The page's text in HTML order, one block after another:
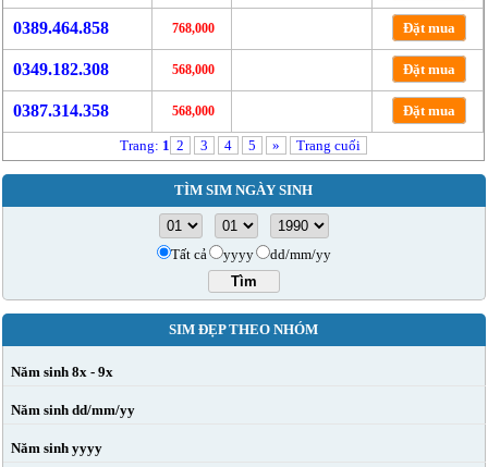
0389.464.858 768,000 Đặt mua
0349.182.308 568,000 Đặt mua
0387.314.358 568,000 Đặt mua
Trang: 1 2 3 4 5 » Trang cuối
TÌM SIM NGÀY SINH
Tất cả yyyy dd/mm/yy
SIM ĐẸP THEO NHÓM
Năm sinh 8x - 9x
Năm sinh dd/mm/yy
Năm sinh yyyy